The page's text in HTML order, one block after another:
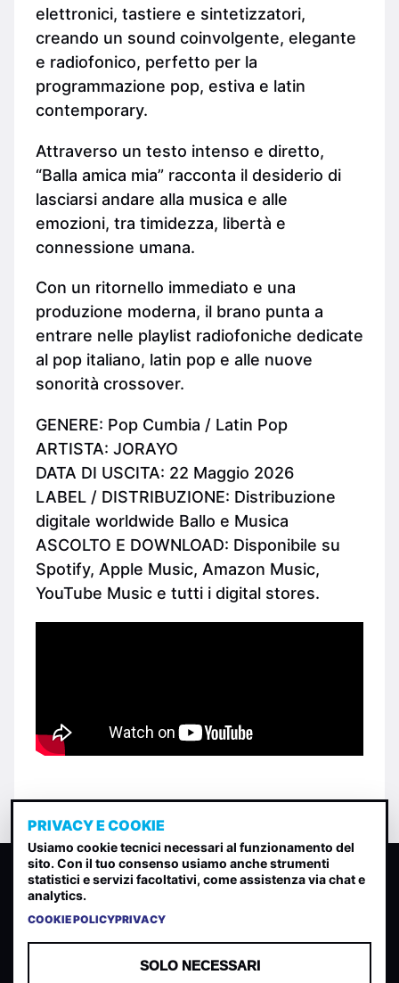
elettronici, tastiere e sintetizzatori,
creando un sound coinvolgente, elegante
e radiofonico, perfetto per la
programmazione pop, estiva e latin
contemporary.
Attraverso un testo intenso e diretto,
“Balla amica mia” racconta il desiderio di
lasciarsi andare alla musica e alle
emozioni, tra timidezza, libertà e
connessione umana.
Con un ritornello immediato e una
produzione moderna, il brano punta a
entrare nelle playlist radiofoniche dedicate
al pop italiano, latin pop e alle nuove
sonorità crossover.
GENERE: Pop Cumbia / Latin Pop
ARTISTA: JORAYO
DATA DI USCITA: 22 Maggio 2026
LABEL / DISTRIBUZIONE: Distribuzione
digitale worldwide Ballo e Musica
ASCOLTO E DOWNLOAD: Disponibile su
Spotify, Apple Music, Amazon Music,
YouTube Music e tutti i digital stores.
CLASSIFICA INDIE
Classifica per indice di gradimento generata dall analisi di
PRIVACY E COOKIE
Usiamo cookie tecnici necessari al funzionamento del
sito. Con il tuo consenso usiamo anche strumenti
statistici e servizi facoltativi, come assistenza via chat e
analytics.
COOKIE POLICYPRIVACY
SOLO NECESSARI